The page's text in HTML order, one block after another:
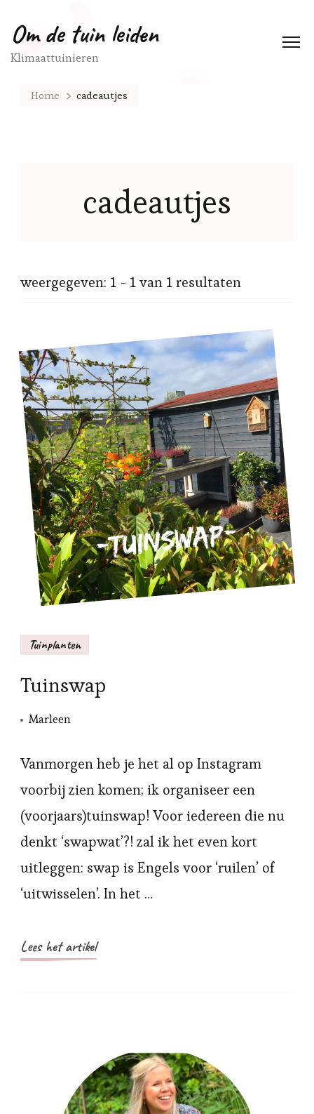
Om de tuin leiden
Klimaattuinieren
Home cadeautjes
cadeautjes
weergegeven: 1 - 1 van 1 resultaten
Tuinplanten
Tuinswap
Marleen
Vanmorgen heb je het al op Instagram
voorbij zien komen; ik organiseer een
(voorjaars)tuinswap! Voor iedereen die nu
denkt ‘swapwat’?! zal ik het even kort
uitleggen: swap is Engels voor ‘ruilen’ of
‘uitwisselen’. In het …
Lees het artikel